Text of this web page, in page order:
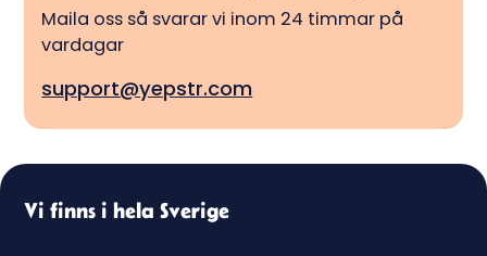
Maila oss så svarar vi inom 24 timmar på
vardagar
support@yepstr.com
Vi finns i hela Sverige